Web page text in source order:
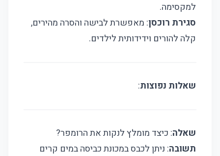
למקסימה.
סגירת רוכסן: מאפשרת לבישה והסרה מהירים,
קלה להורים וידידותית לילדים.
שאלות נפוצות:
שאלה: כיצד מומלץ לנקות את הרומפר?
תשובה: ניתן לכבס במכונת כביסה במים קרים